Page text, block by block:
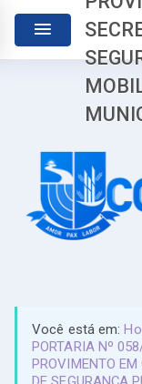
Você está em:
PORTARIA Nº
PROVIMENTO EM